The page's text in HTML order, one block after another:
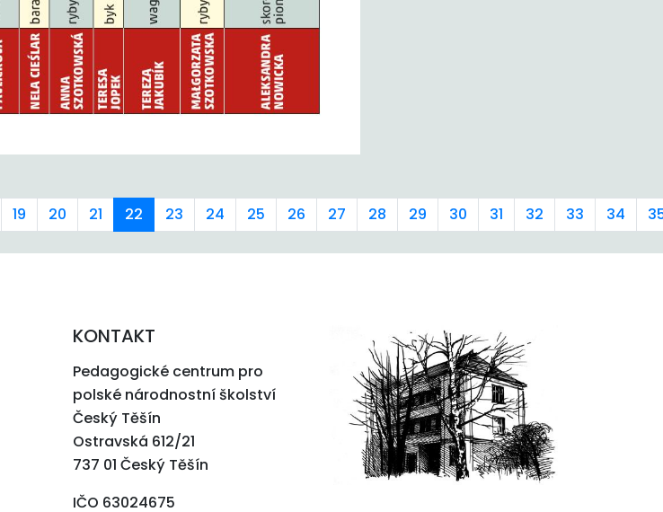
19 20 21 22 23 24 25 26 27 28 29 30 31 32 33 34
KONTAKT
Pedagogické centrum pro
polské národnostní školství
Český Těšín
Ostravská 612/21
737 01 Český Těšín
IČO 63024675